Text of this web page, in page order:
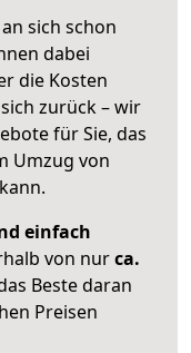
sich schon
dabei
die Kosten
zurück – wir
für Sie, das
Umzug von
einfach
von nurca.
Beste daran
Preisen